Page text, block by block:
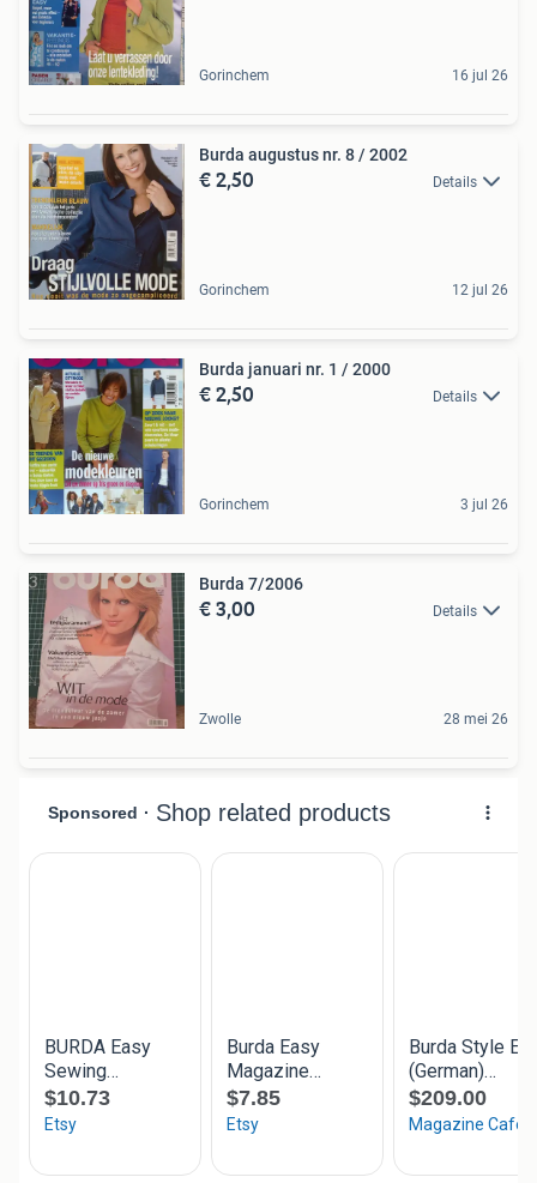
Gorinchem 16 jul 26
Burda augustus nr. 8 / 2002
€ 2,50 Details
Gorinchem 12 jul 26
Burda januari nr. 1 / 2000
€ 2,50 Details
Gorinchem 3 jul 26
Burda 7/2006
€ 3,00 Details
Zwolle 28 mei 26